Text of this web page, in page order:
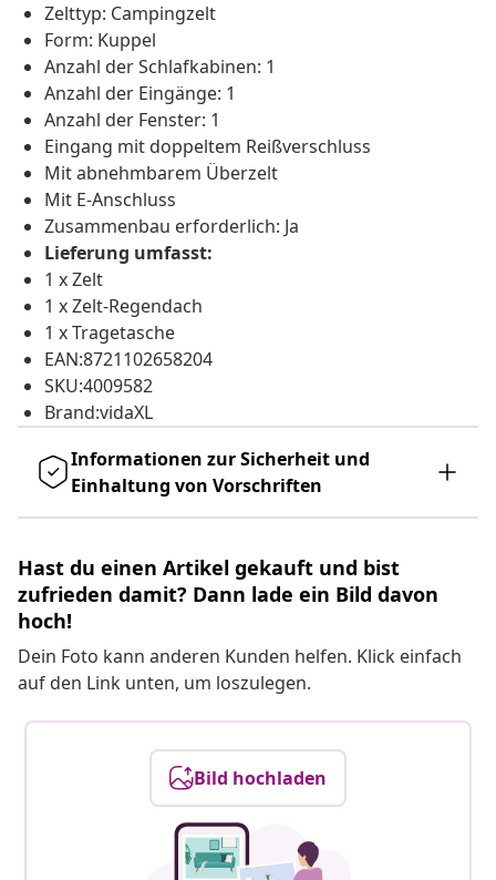
Zelttyp: Campingzelt
Form: Kuppel
Anzahl der Schlafkabinen: 1
Anzahl der Eingänge: 1
Anzahl der Fenster: 1
Eingang mit doppeltem Reißverschluss
Mit abnehmbarem Überzelt
Mit E-Anschluss
Zusammenbau erforderlich: Ja
Lieferung umfasst:
1 x Zelt
1 x Zelt-Regendach
1 x Tragetasche
EAN:8721102658204
SKU:4009582
Brand:vidaXL
Informationen zur Sicherheit und
Einhaltung von Vorschriften
Hast du einen Artikel gekauft und bist
zufrieden damit? Dann lade ein Bild davon
hoch!
Dein Foto kann anderen Kunden helfen. Klick einfach
auf den Link unten, um loszulegen.
Bild hochladen